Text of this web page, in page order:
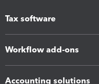
Tax software
Workflow add-ons
Accounting solutions